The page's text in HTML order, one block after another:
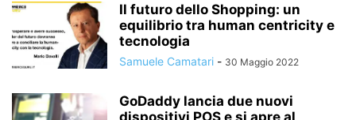
Il futuro dello Shopping: un
equilibrio tra human centricity e
tecnologia
Samuele Camatari - 30 Maggio 2022
GoDaddy lancia due nuovi
dispositivi POS e si apre al